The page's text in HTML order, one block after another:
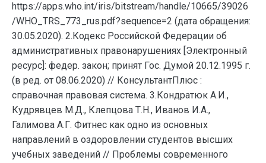
https://apps.who.int/iris/bitstream/handle/10665/39026
/WHO_TRS_773_rus.pdf?sequence=2 (дата обращения:
30.05.2020). 2.Кодекс Российской Федерации об
административных правонарушениях [Электронный
ресурс]: федер. закон; принят Гос. Думой 20.12.1995 г.
(в ред. от 08.06.2020) // КонсультантПлюс :
справочная правовая система. 3.Кондратюк А.И.,
Кудрявцев М.Д., Клепцова Т.Н., Иванов И.А.,
Галимова А.Г. Фитнес как одно из основных
направлений в оздоровлении студентов высших
учебных заведений // Проблемы современного